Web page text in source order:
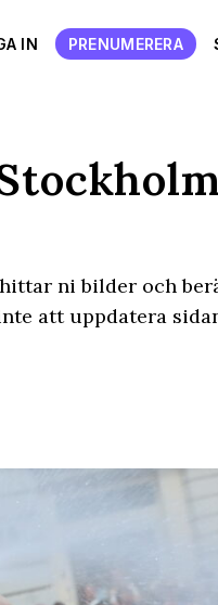
IN PRENUMERERA
ni bilder och
att uppdatera